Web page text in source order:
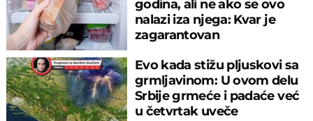
godina, ali ne ako se ovo
nalazi iza njega: Kvar je
zagarantovan
Evo kada stižu pljuskovi sa
grmljavinom: U ovom delu
Srbije grmeće i padaće već
u četvrtak uveče